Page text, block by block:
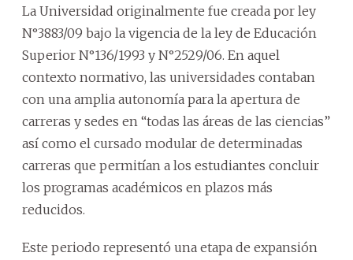
La Universidad originalmente fue creada por ley
N°3883/09 bajo la vigencia de la ley de Educación
Superior N°136/1993 y N°2529/06. En aquel
contexto normativo, las universidades contaban
con una amplia autonomía para la apertura de
carreras y sedes en “todas las áreas de las ciencias”
así como el cursado modular de determinadas
carreras que permitían a los estudiantes concluir
los programas académicos en plazos más
reducidos.
Este periodo representó una etapa de expansión